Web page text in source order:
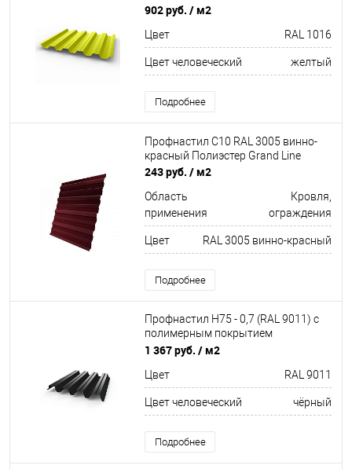
покрытием (Полиэстер)
902 руб. / м2
Цвет RAL 1016
Цвет человеческий желтый
Подробнее
Профнастил С10 RAL 3005 винно-
красный Полиэстер Grand Line
243 руб. / м2
Область
применения
Кровля,
ограждения
Цвет RAL 3005 винно-красный
Подробнее
Профнастил Н75 - 0,7 (RAL 9011) с
полимерным покрытием
(полиэстер)
1 367 руб. / м2
Цвет RAL 9011
Цвет человеческий чёрный
Подробнее